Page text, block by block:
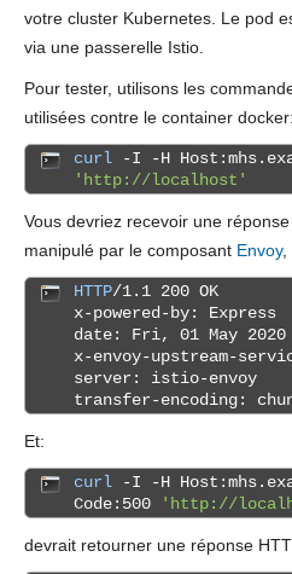
votre cluster Kubernetes. Le pod
via une passerelle Istio.
Pour tester, utilisons les
utilisées contre le container docker:
curl -I -H
'http://localhost'
Vous devriez recevoir une
manipulé par le composant Envoy,
HTTP/1.1 200 OK
x-powered-by: Express
date: Fri, 01 May 2020
x-envoy-upstream-
server: istio-envoy
transfer-encoding:
Et:
curl -I -H
Code:500
'http://
devrait retourner une réponse